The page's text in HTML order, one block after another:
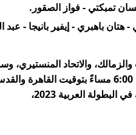
تمبكتي - فواز الصقور.
باهبري - إيفير بانيجا - عبد
والاتحاد
مبارياته ضد الاتحاد المنستيري غدًا ف تمام الساعة
العربية 2023،